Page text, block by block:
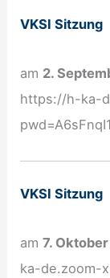
VKSI Sitzung
am 2.
https://h-ka-
VKSI Sitzung
am7.
ka-de.zoom-
e
d
u
n
g
s